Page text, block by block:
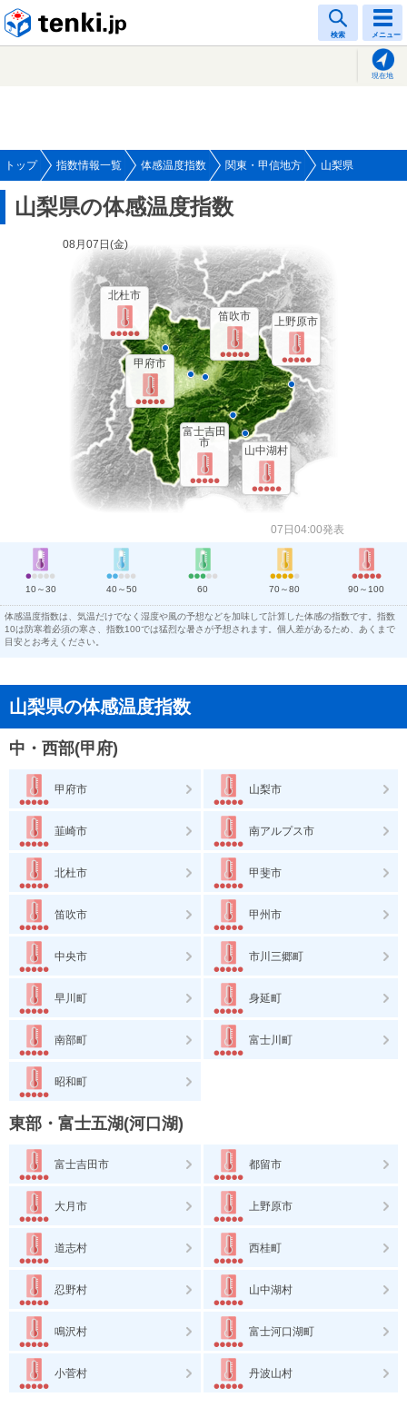
検索 メニュー
現在地
トップ 指数情報一覧 体感温度指数 関東・甲信地方 山梨県
山梨県の体感温度指数
08月07日(金)
甲府市
北杜市
笛吹市
上野原市
富士吉田
市
山中湖村
07日04:00発表
10～30 40～50 60 70～80 90～100
体感温度指数は、気温だけでなく湿度や風の予想などを加味して計算した体感の指数です。指数
10は防寒着必須の寒さ、指数100では猛烈な暑さが予想されます。個人差があるため、あくまで
目安とお考えください。
山梨県の体感温度指数
中・西部(甲府)
甲府市 山梨市
韮崎市 南アルプス市
北杜市 甲斐市
笛吹市 甲州市
中央市 市川三郷町
早川町 身延町
南部町 富士川町
昭和町
東部・富士五湖(河口湖)
富士吉田市 都留市
大月市 上野原市
道志村 西桂町
忍野村 山中湖村
鳴沢村 富士河口湖町
小菅村 丹波山村